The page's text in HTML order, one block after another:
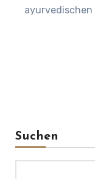
Suchen